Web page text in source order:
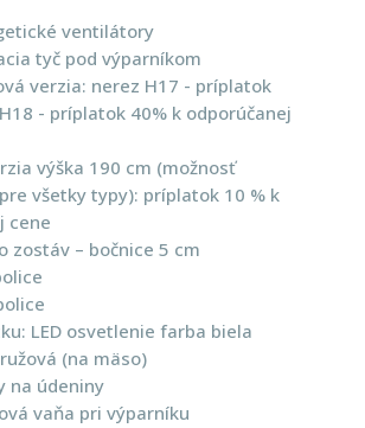
ventilátory
tyč pod výparníkom
verzia: nerez H17 - príplatok
- príplatok 40% k odporúčanej
výška 190 cm (možnosť
všetky typy): príplatok 10 % k
cene
zostáv – bočnice 5 cm
LED osvetlenie farba biela
(na mäso)
na údeniny
vaňa pri výparníku